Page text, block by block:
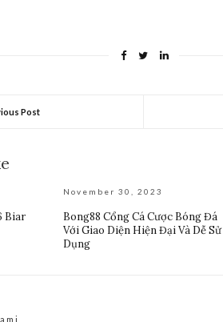
Post
Biar
November 30, 2023
Bong88 Cổng Cá Cược Bóng Đá
Với Giao Diện Hiện Đại Và Dễ Sử
Dụng